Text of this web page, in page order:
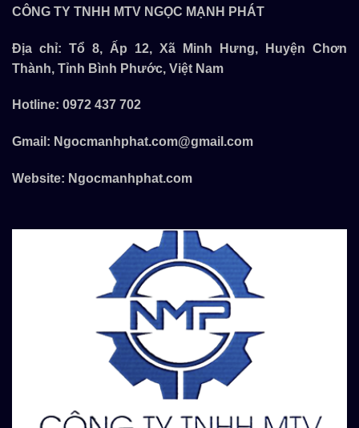
CÔNG TY TNHH MTV NGỌC MẠNH PHÁT
Địa chỉ: Tổ 8, Ấp 12, Xã Minh Hưng, Huyện Chơn
Thành, Tỉnh Bình Phước, Việt Nam
Hotline: 0972 437 702
Gmail: Ngocmanhphat.com@gmail.com
Website: Ngocmanhphat.com